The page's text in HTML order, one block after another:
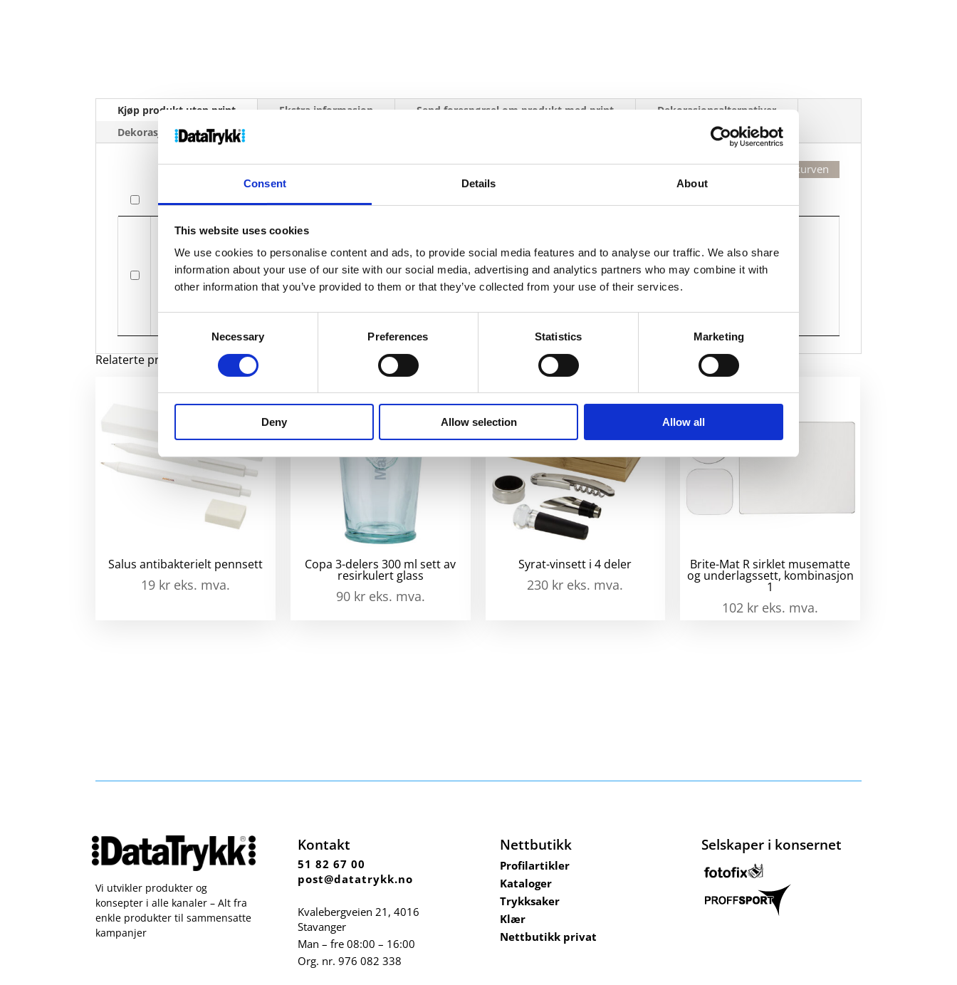
Consent Details About
This website uses cookies
We use cookies to personalise content and ads, to provide social media features and to analyse our traffic. We also share
information about your use of our site with our social media, advertising and analytics partners who may combine it with
other information that you’ve provided to them or that they’ve collected from your use of their services.
Selection
Necessary Preferences Statistics Marketing
Deny Allow selection Allow all
Kjøp produkt uten print Ekstra informasjon Send forespørsel om produkt med print
Dekorasjonsalternativer
Dekorasjonpriser
Legg valgte i handlekurven
Bilde
Bilde
Gloss-penn dobbelt gavesett - Solid svart På lager
penn
gavesett
Legg til i handlekurven
Relaterte produkter
Salus antibakterielt pennsett
19 kr eks. mva.
Copa 3-delers 300 ml sett av
resirkulert glass
90 kr eks. mva.
Syrat-vinsett i 4 deler
230 kr eks. mva.
Brite-Mat R sirklet musematte
og underlagssett, kombinasjon
1
102 kr eks. mva.
Vi utvikler produkter og
konsepter i alle kanaler – Alt fra
enkle produkter til sammensatte
kampanjer
Kontakt
51 82 67 00
post@datatrykk.no
Kvalebergveien 21 , 4016
Stavanger
Man – fre 08:00 – 16:00
Org. nr. 976 082 338
Nettbutikk
Profilartikler
Kataloger
Trykksaker
Klær
Nettbutikk privat
Selskaper i konsernet